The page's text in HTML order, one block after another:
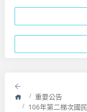
返回首頁 重要公告
106年第二梯次國